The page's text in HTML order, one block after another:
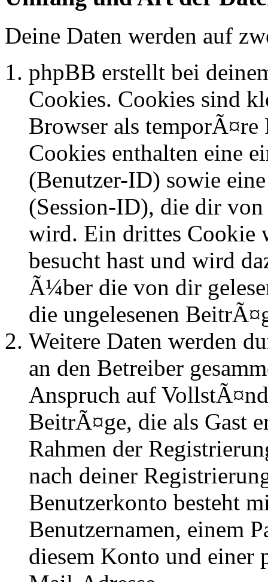
Deine Daten werden auf
phpBB erstellt bei
Cookies. Cookies sind
Browser als temporÃ¤re
Cookies enthalten eine
(Benutzer-ID) sowie
(Session-ID), die dir
wird. Ein drittes Cookie
besucht hast und wird
Ã¼ber die von dir
die ungelesenen
Weitere Daten werden
an den Betreiber
Anspruch auf
BeitrÃ¤ge, die als Gast
Rahmen der
nach deiner
Benutzerkonto besteht
Benutzernamen, einem
diesem Konto und